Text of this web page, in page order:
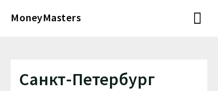
MoneyMasters
Санкт-Петербург